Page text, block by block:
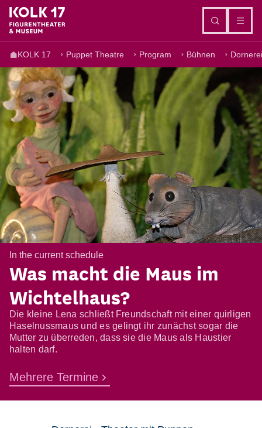
KOLK 17 Puppet Theatre Program Bühnen
In the current schedule
Was macht die Maus im
Wichtelhaus?
Die kleine Lena schließt Freundschaft mit einer quirligen
Haselnussmaus und es gelingt ihr zunächst sogar die
Mutter zu überreden, dass sie die Maus als Haustier
halten darf.
Mehrere Termine